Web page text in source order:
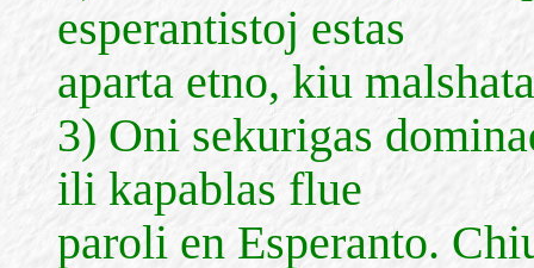
esperantistoj estas
aparta etno, kiu
3) Oni sekurigas
ili kapablas flue
paroli en Esperanto.